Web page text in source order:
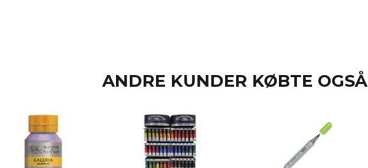
ANDRE KUNDER KØBTE OGSÅ